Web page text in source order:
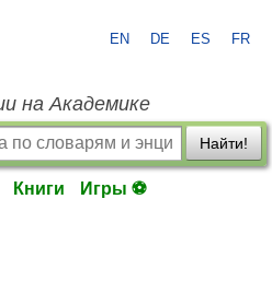
EN DE ES FR
на Академике
Найти!
Книги Игры ⚽